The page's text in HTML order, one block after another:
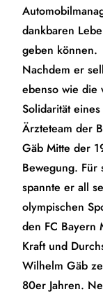
dankbaren
geben können.
Nachdem er
ebenso wie die
Solidarität
Ärzteteam der
Gäb Mitte der
Bewegung. Für
spannte er all
olympischen
den FC Bayern
Kraft und
Wilhelm Gäb
80er Jahren.